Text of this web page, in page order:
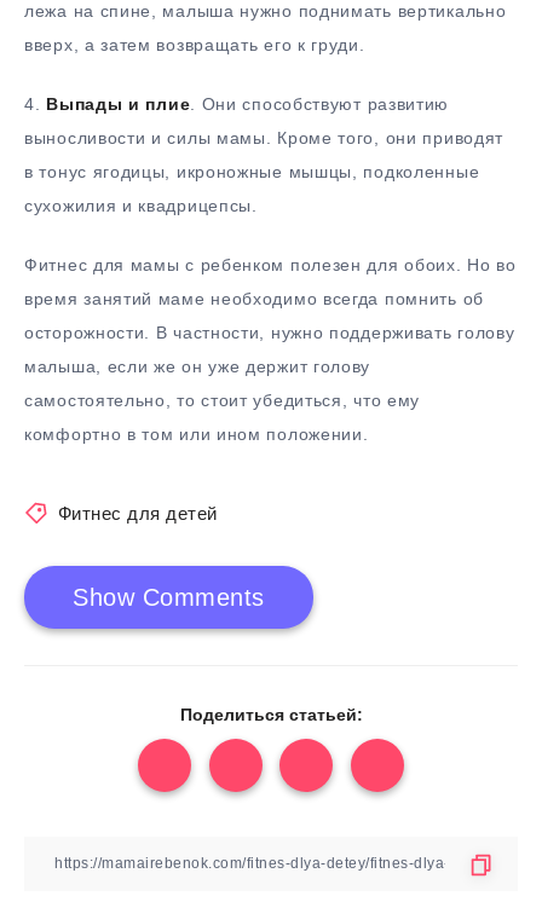
лежа на спине, малыша нужно поднимать вертикально
вверх, а затем возвращать его к груди.
4.​ Выпады и плие . Они способствуют развитию
выносливости и силы мамы. Кроме того, они приводят
в тонус ягодицы, икроножные мышцы, подколенные
сухожилия и квадрицепсы.
Фитнес для мамы с ребенком полезен для обоих. Но во
время занятий маме необходимо всегда помнить об
осторожности. В частности, нужно поддерживать голову
малыша, если же он уже держит голову
самостоятельно, то стоит убедиться, что ему
комфортно в том или ином положении.
Фитнес для детей
Show Comments
Поделиться статьей: